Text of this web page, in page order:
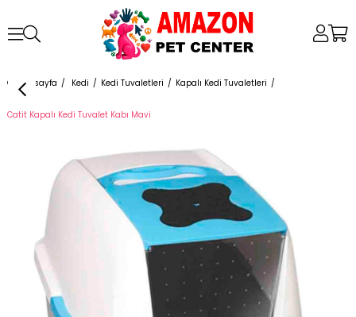
Anasayfa Kedi Kedi Tuvaletleri Kapalı Kedi Tuvaletleri
Catit Kapalı Kedi Tuvalet Kabı Mavi